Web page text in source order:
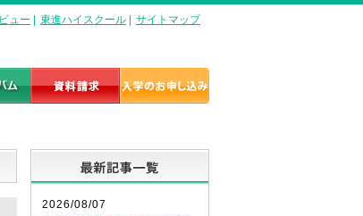
ュー 東進ハイスクール サイトマップ
2026/08/07